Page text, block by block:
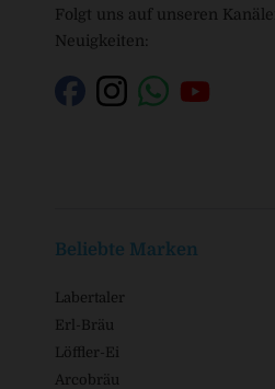
Folgt uns auf unseren
Neuigkeiten:
Beliebte Marken
Labertaler
Erl-Bräu
Löffler-Ei
Arcobräu